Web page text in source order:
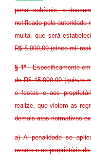
penal cabíveis, o
notificado pela autoridade
multa, que será
R$ 5.000,00 (cinco mil
§ 1º- Especificamente
de R$ 15.000,00 (quinze
e festas e aos
realize, que violem as
demais atos normativos
a) A penalidade se
evento e ao proprietário